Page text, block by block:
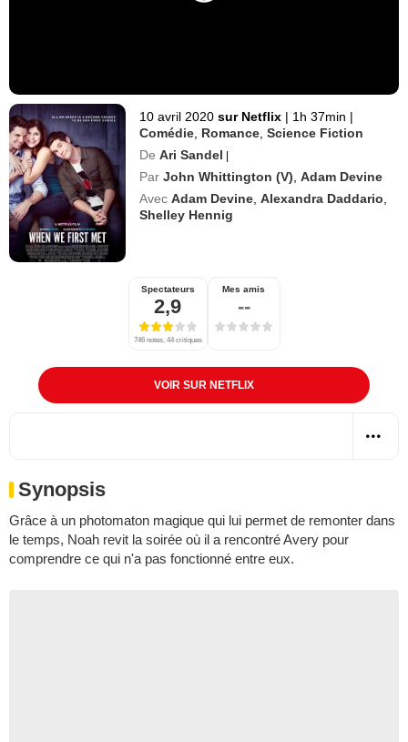
10 avril 2020 sur Netflix | 1h 37min |
Comédie Romance ,Science Fiction
De Ari Sandel |
Par John Whittington (V) ,Adam Devine
Avec Adam Devine ,Alexandra Daddario
Shelley Hennig
Spectateurs
2,9
746 notes, 44 critiques
Mes amis
--
VOIR SUR NETFLIX
Synopsis
Grâce à un photomaton magique qui lui permet de remonter dans
le temps, Noah revit la soirée où il a rencontré Avery pour
comprendre ce qui n'a pas fonctionné entre eux.